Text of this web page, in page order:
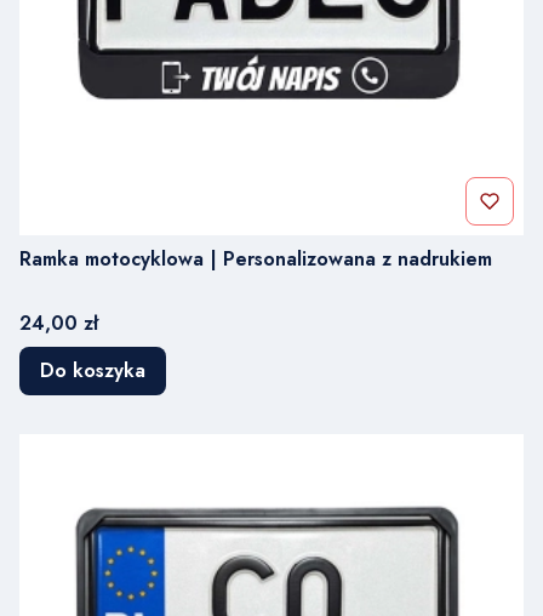
Ramka motocyklowa | Personalizowana z nadrukiem
Cena
24,00 zł
Do koszyka